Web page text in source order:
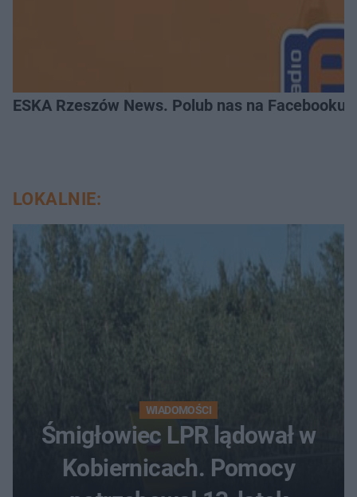
ESKA Rzeszów News. Polub nas na Facebooku!
LOKALNIE:
WIADOMOŚCI
Śmigłowiec LPR lądował w
Kobiernicach. Pomocy